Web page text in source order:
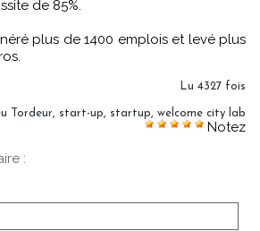
de 85%.
plus de 1400 emplois et levé plus
Lu 4327 fois
Tordeur, start-up, startup, welcome city lab
Notez
: